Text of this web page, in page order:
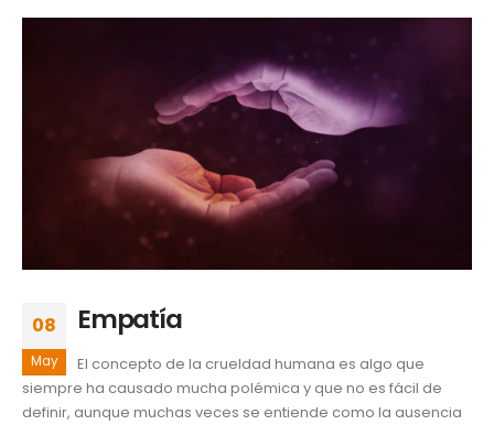
08
May
Empatía
El concepto de la crueldad humana es algo que
siempre ha causado mucha polémica y que no es fácil de
definir, aunque muchas veces se entiende como la ausencia